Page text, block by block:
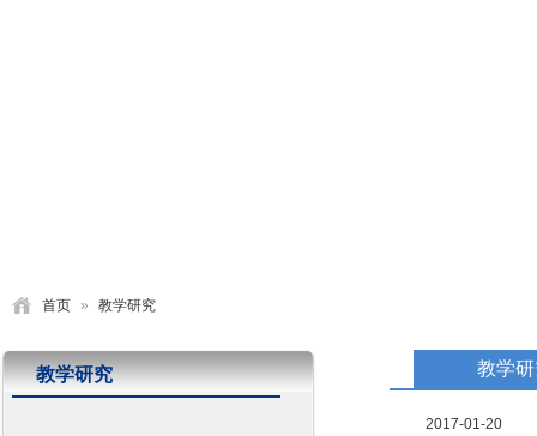
首页 » 教学研究
教学研究 教学
2017-01-20